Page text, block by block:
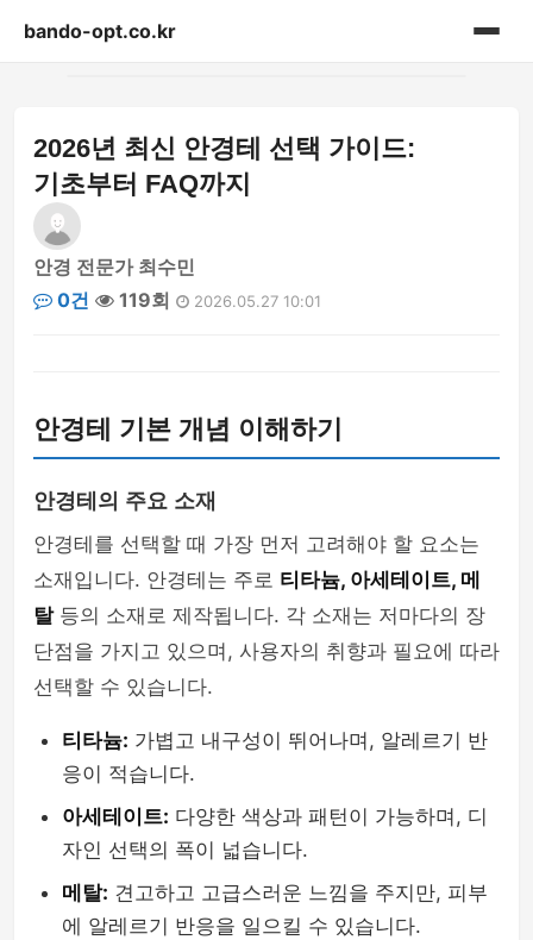
bando-opt.co.kr
게시판
2026년 최신 안경테 선택 가이드:
기초부터 FAQ까지
안경 전문가 최수민
0건
119회 2026.05.27 10:01
안경테 기본 개념 이해하기
안경테의 주요 소재
안경테를 선택할 때 가장 먼저 고려해야 할 요소는
소재입니다. 안경테는 주로 티타늄, 아세테이트, 메
탈등의 소재로 제작됩니다. 각 소재는 저마다의 장
단점을 가지고 있으며, 사용자의 취향과 필요에 따라
선택할 수 있습니다.
티타늄: 가볍고 내구성이 뛰어나며, 알레르기 반
응이 적습니다.
아세테이트: 다양한 색상과 패턴이 가능하며, 디
자인 선택의 폭이 넓습니다.
메탈: 견고하고 고급스러운 느낌을 주지만, 피부
에 알레르기 반응을 일으킬 수 있습니다.